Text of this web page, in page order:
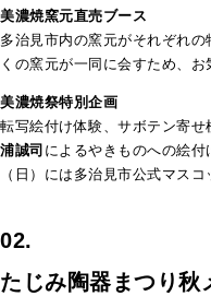
美濃焼窯元直売ブース
多治見市内の窯元がそれぞれ
くの窯元が一同に会すため、お
美濃焼祭特別企画
転写絵付け体験、サボテン寄せ
浦誠司 によるやきものへの絵
（日）には多治見市公式マスコ
02.
たじみ陶器まつり秋